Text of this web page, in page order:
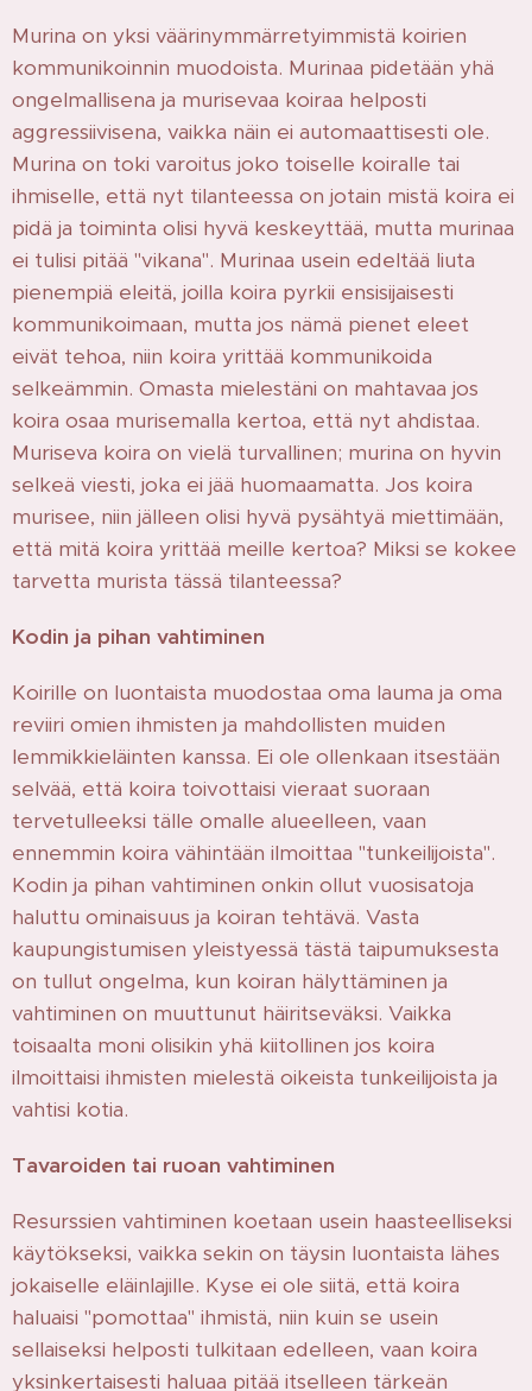
Murina on yksi väärinymmärretyimmistä koirien
kommunikoinnin muodoista. Murinaa pidetään yhä
ongelmallisena ja murisevaa koiraa helposti
aggressiivisena, vaikka näin ei automaattisesti ole.
Murina on toki varoitus joko toiselle koiralle tai
ihmiselle, että nyt tilanteessa on jotain mistä koira ei
pidä ja toiminta olisi hyvä keskeyttää, mutta murinaa
ei tulisi pitää "vikana". Murinaa usein edeltää liuta
pienempiä eleitä, joilla koira pyrkii ensisijaisesti
kommunikoimaan, mutta jos nämä pienet eleet
eivät tehoa, niin koira yrittää kommunikoida
selkeämmin. Omasta mielestäni on mahtavaa jos
koira osaa murisemalla kertoa, että nyt ahdistaa.
Muriseva koira on vielä turvallinen; murina on hyvin
selkeä viesti, joka ei jää huomaamatta. Jos koira
murisee, niin jälleen olisi hyvä pysähtyä miettimään,
että mitä koira yrittää meille kertoa? Miksi se kokee
tarvetta murista tässä tilanteessa?
Kodin ja pihan vahtiminen
Koirille on luontaista muodostaa oma lauma ja oma
reviiri omien ihmisten ja mahdollisten muiden
lemmikkieläinten kanssa. Ei ole ollenkaan itsestään
selvää, että koira toivottaisi vieraat suoraan
tervetulleeksi tälle omalle alueelleen, vaan
ennemmin koira vähintään ilmoittaa "tunkeilijoista".
Kodin ja pihan vahtiminen onkin ollut vuosisatoja
haluttu ominaisuus ja koiran tehtävä. Vasta
kaupungistumisen yleistyessä tästä taipumuksesta
on tullut ongelma, kun koiran hälyttäminen ja
vahtiminen on muuttunut häiritseväksi. Vaikka
toisaalta moni olisikin yhä kiitollinen jos koira
ilmoittaisi ihmisten mielestä oikeista tunkeilijoista ja
vahtisi kotia.
Tavaroiden tai ruoan vahtiminen
Resurssien vahtiminen koetaan usein haasteelliseksi
käytökseksi, vaikka sekin on täysin luontaista lähes
jokaiselle eläinlajille. Kyse ei ole siitä, että koira
haluaisi "pomottaa" ihmistä, niin kuin se usein
sellaiseksi helposti tulkitaan edelleen, vaan koira
yksinkertaisesti haluaa pitää itselleen tärkeän